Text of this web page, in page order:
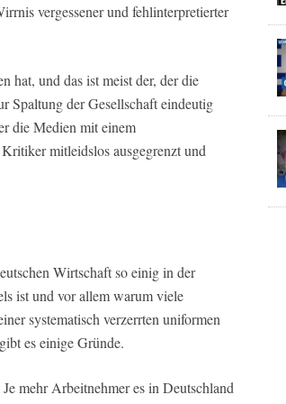
vergessener und fehlinterpretierter
hat, und das ist meist der, der die
Spaltung der Gesellschaft eindeutig
die Medien mit einem
mitleidslos ausgegrenzt und
Wirtschaft so einig in der
ist und vor allem warum viele
systematisch verzerrten uniformen
es einige Gründe.
mehr Arbeitnehmer es in Deutschland